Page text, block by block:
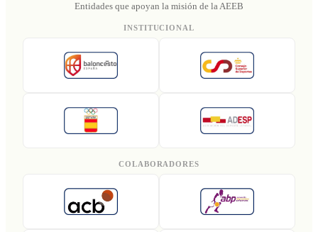
Entidades que apoyan la misión de la AEEB
INSTITUCIONAL
COLABORADORES